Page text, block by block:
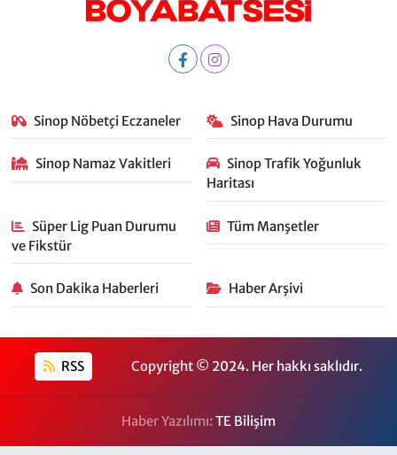
Sinop Nöbetçi Eczaneler Sinop Hava Durumu
Sinop Namaz Vakitleri
Sinop Trafik Yoğunluk
Haritası
Süper Lig Puan Durumu
ve Fikstür
Tüm Manşetler
Son Dakika Haberleri Haber Arşivi
RSS Copyright © 2024. Her hakkı saklıdır.
Haber Yazılımı:TE Bilişim